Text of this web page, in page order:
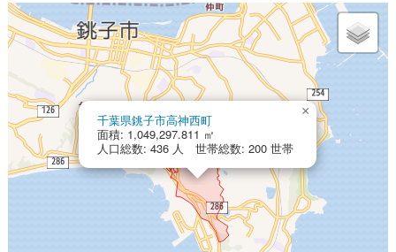
千葉県銚子市高神西町
面積: 1,049,297.811 ㎡
人口総数: 436 人 世帯総数: 200 世帯
×